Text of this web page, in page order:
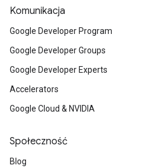
Komunikacja
Google Developer Program
Google Developer Groups
Google Developer Experts
Accelerators
Google Cloud & NVIDIA
Społeczność
Blog